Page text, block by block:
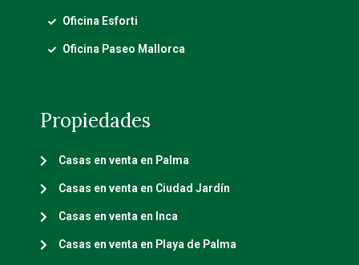
Oficina Esforti
Oficina Paseo Mallorca
Propiedades
Casas en venta en Palma
Casas en venta en Ciudad Jardín
Casas en venta en Inca
Casas en venta en Playa de Palma